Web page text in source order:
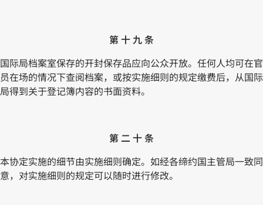
第 十 九 条
国际局档案室保存的开封保存品应向公众开放。任何人均可在官
员在场的情况下查阅档案，或按实施细则的规定缴费后，从国际
局得到关于登记簿内容的书面资料。
第 二 十 条
本协定实施的细节由实施细则确定。如经各缔约国主管局一致同
意，对实施细则的规定可以随时进行修改。